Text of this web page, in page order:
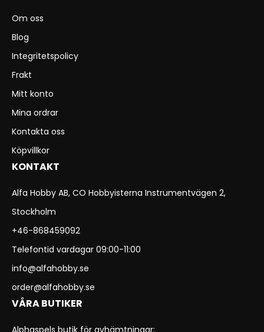
Om oss
Blog
Integritetspolicy
Frakt
Mitt konto
Mina ordrar
Kontakta oss
Köpvillkor
KONTAKT
Alfa Hobby AB, CO Hobbyisterna Instrumentvägen 2,
Stockholm
+46-868459092
Telefontid vardagar 09:00-11:00
info@alfahobby.se
order@alfahobby.se
VÅRA BUTIKER